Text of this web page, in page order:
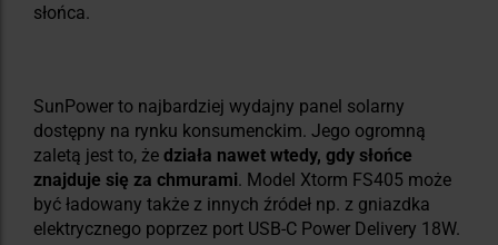
słońca.
SunPower to najbardziej wydajny panel solarny
dostępny na rynku konsumenckim. Jego ogromną
zaletą jest to, że działa nawet wtedy, gdy słońce
znajduje się za chmurami. Model Xtorm FS405 może
być ładowany także z innych źródeł np. z gniazdka
elektrycznego poprzez port USB-C Power Delivery 18W.